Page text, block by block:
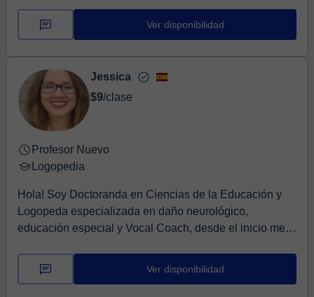
Ver disponibilidad
Jessica
$9/clase
Profesor Nuevo
Logopedia
Hola! Soy Doctoranda en Ciencias de la Educación y
Logopeda especializada en daño neurológico,
educación especial y Vocal Coach, desde el inicio me
Ver disponibilidad